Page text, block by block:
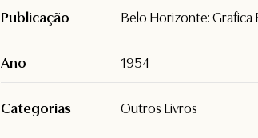
Publicação Belo Horizonte:
Ano 1954
Categorias Outros Livros